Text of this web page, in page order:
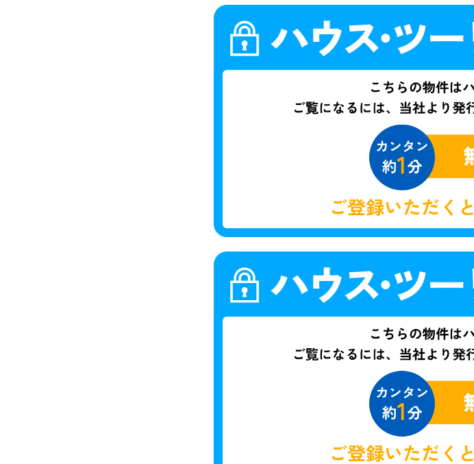
ご登録いただくと
ご登録いただくと